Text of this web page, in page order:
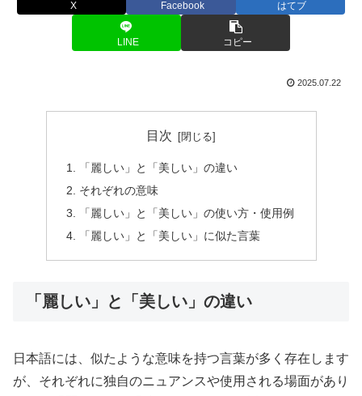
X Facebook はてブ
LINE コピー
2025.07.22
目次
「麗しい」と「美しい」の違い
それぞれの意味
「麗しい」と「美しい」の使い方・使用例
「麗しい」と「美しい」に似た言葉
「麗しい」と「美しい」の違い
日本語には、似たような意味を持つ言葉が多く存在します
が、それぞれに独自のニュアンスや使用される場面があり